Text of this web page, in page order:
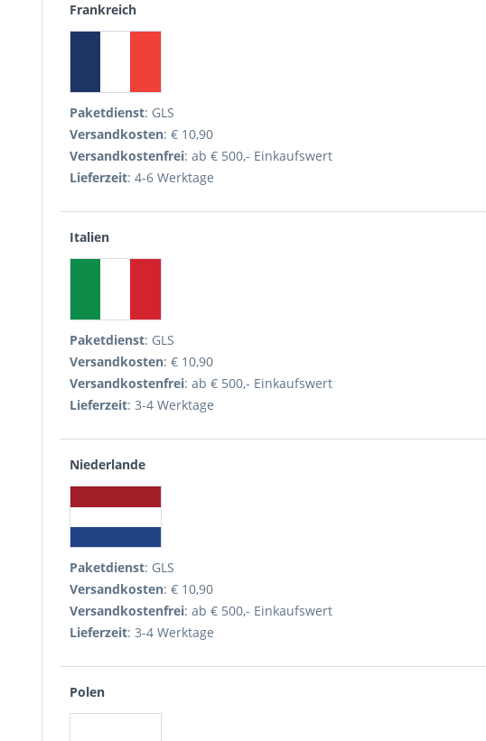
Frankreich
Paketdienst: GLS
Versandkosten: € 10,90
Versandkostenfrei: ab € 500,- Einkaufswert
Lieferzeit: 4-6 Werktage
Italien
Paketdienst: GLS
Versandkosten: € 10,90
Versandkostenfrei: ab € 500,- Einkaufswert
Lieferzeit: 3-4 Werktage
Niederlande
Paketdienst: GLS
Versandkosten: € 10,90
Versandkostenfrei: ab € 500,- Einkaufswert
Lieferzeit: 3-4 Werktage
Polen